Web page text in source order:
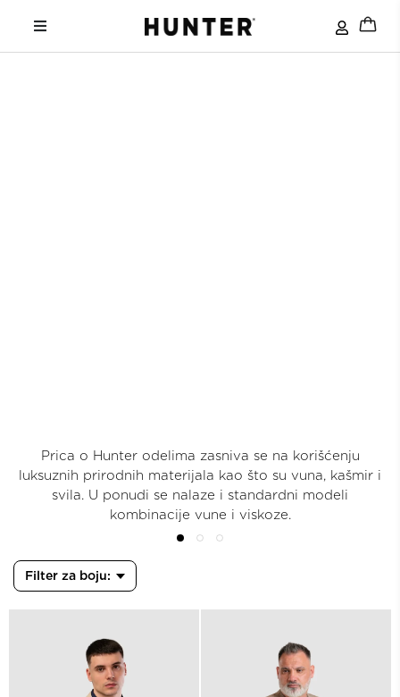
Prica o Hunter odelima zasniva se na korišćenju
luksuznih prirodnih materijala kao što su vuna, kašmir i
svila. U ponudi se nalaze i standardni modeli
kombinacije vune i viskoze.
Filter za boju: